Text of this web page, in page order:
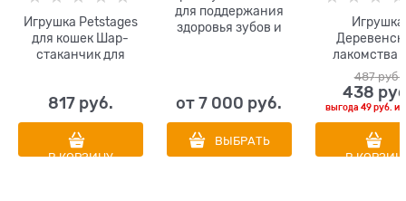
Игрушка Petstages
для кошек Шар-
стаканчик для
817 руб.
В КОРЗИНУ
для поддержания
здоровья зубов и
O2Pets Oil platinum
Teeth and Stomach
от7 000 руб.
ВЫБРАТЬ
Игрушка
лакомства
кошек
"Яйцо"
487 руб.
438
выгода 49 руб.
В